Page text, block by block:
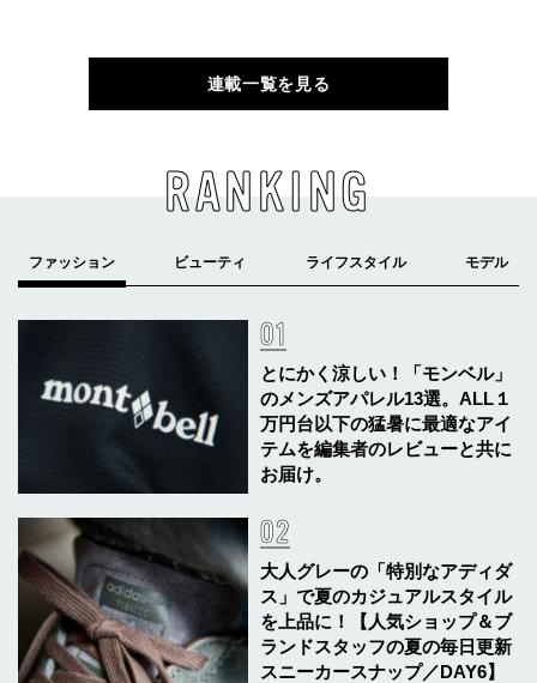
連載一覧を見る
RANKING
とにかく涼しい！「モンベル」
のメンズアパレル13選。ALL１
万円台以下の猛暑に最適なアイ
テムを編集者のレビューと共に
お届け。
大人グレーの「特別なアディダ
ス」で夏のカジュアルスタイル
を上品に！【人気ショップ＆ブ
ランドスタッフの夏の毎日更新
スニーカースナップ／DAY6】